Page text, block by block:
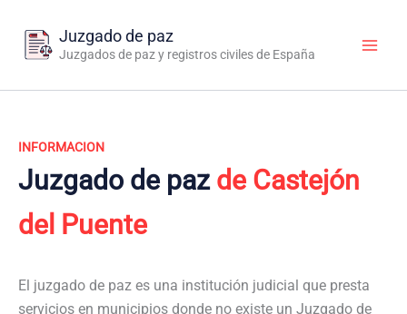
contenido
Juzgado de paz
Juzgados de paz y registros civiles de España
INFORMACION
Juzgado de paz de Castejón
del Puente
El juzgado de paz es una institución judicial que presta
servicios en municipios donde no existe un Juzgado de